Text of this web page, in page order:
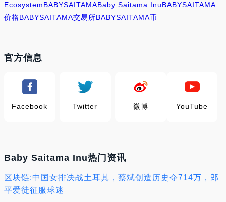
EcosystemBABYSAITAMABaby Saitama InuBABYSAITAMA
价格BABYSAITAMA交易所BABYSAITAMA币
官方信息
Facebook Twitter 微博 YouTube
Baby Saitama Inu热门资讯
区块链:中国女排决战土耳其，蔡斌创造历史夺714万，郎
平爱徒征服球迷